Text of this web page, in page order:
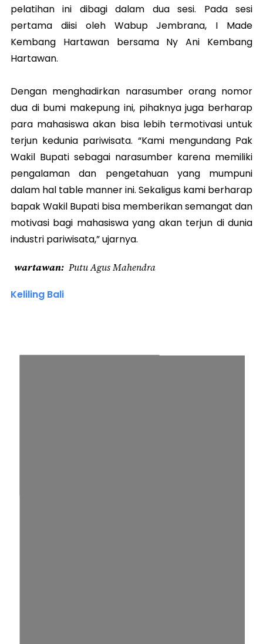
pelatihan ini dibagi dalam dua sesi. Pada sesi
pertama diisi oleh Wabup Jembrana, I Made
Kembang Hartawan bersama Ny Ani Kembang
Hartawan.
Dengan menghadirkan narasumber orang nomor
dua di bumi makepung ini, pihaknya juga berharap
para mahasiswa akan bisa lebih termotivasi untuk
terjun kedunia pariwisata. “Kami mengundang Pak
Wakil Bupati sebagai narasumber karena memiliki
pengalaman dan pengetahuan yang mumpuni
dalam hal table manner ini. Sekaligus kami berharap
bapak Wakil Bupati bisa memberikan semangat dan
motivasi bagi mahasiswa yang akan terjun di dunia
industri pariwisata,” ujarnya.
wartawan Putu Agus Mahendra
Keliling Bali